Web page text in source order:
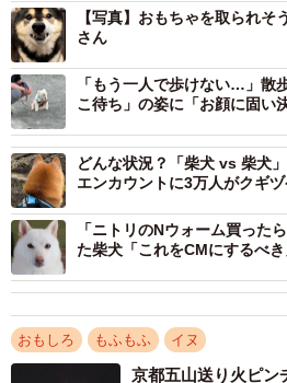
ーーどういった状況で撮影された
「雪が降り終わった翌朝の散歩の
景色が綺麗だったので、私は少し
この場所は丘になっていて良い景
少し屈みながら景色を見ていると
【写真】おもちゃを取られ
さん
「もう一人で歩けない…」散
こ待ち」の姿に「お顔に固い
どんな状況？「柴犬 vs 柴犬
エンカウントに3万人がクギ
「ニトリのNウォーム買った
た柴犬「これをCMにするべき
おもしろ もふもふ イヌ
京都五山送り火ピ